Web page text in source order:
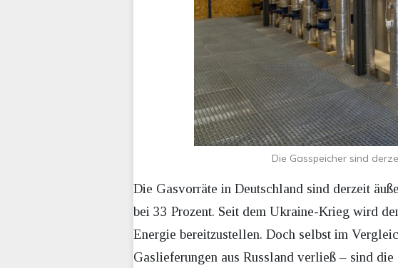
Die Gasspeicher sind
Die Gasvorräte in Deutschland sind derzeit
bei 33 Prozent. Seit dem Ukraine-Krieg wird
Energie bereitzustellen. Doch selbst im
Gaslieferungen aus Russland verließ – sind